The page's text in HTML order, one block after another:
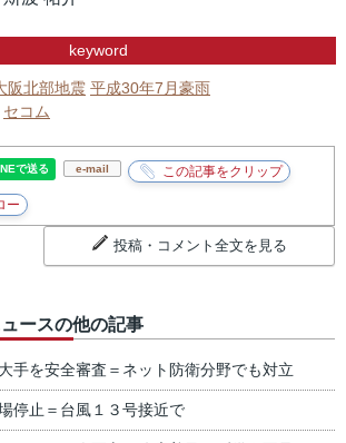
keyword
阪北部地震 平成30年7月豪雨
セコム
e-mail
投稿・コメント全文を見る
ースの他の記事
手を安全審査＝ネット防衛分野でも対立
停止＝台風１３号接近で